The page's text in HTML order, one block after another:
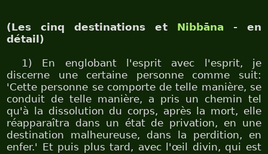
(Les cinq destinations et Nibbāna- en
détail)
1) En englobant l'esprit avec l'esprit, je
discerne une certaine personne comme suit:
'Cette personne se comporte de telle manière, se
conduit de telle manière, a pris un chemin tel
qu'à la dissolution du corps, après la mort, elle
réapparaîtra dans un état de privation, en une
destination malheureuse, dans la perdition, en
enfer.' Et puis plus tard, avec l'œil divin, qui est